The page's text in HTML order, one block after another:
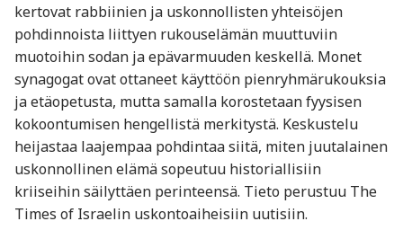
kertovat rabbiinien ja uskonnollisten yhteisöjen
pohdinnoista liittyen rukouselämän muuttuviin
muotoihin sodan ja epävarmuuden keskellä. Monet
synagogat ovat ottaneet käyttöön pienryhmärukouksia
ja etäopetusta, mutta samalla korostetaan fyysisen
kokoontumisen hengellistä merkitystä. Keskustelu
heijastaa laajempaa pohdintaa siitä, miten juutalainen
uskonnollinen elämä sopeutuu historiallisiin
kriiseihin säilyttäen perinteensä. Tieto perustuu The
Times of Israelin uskontoaiheisiin uutisiin.